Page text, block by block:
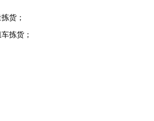
货；
拣货；